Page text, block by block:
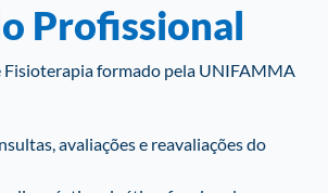
Profissional
Fisioterapia formado pela UNIFAMMA
avaliações e reavaliações do